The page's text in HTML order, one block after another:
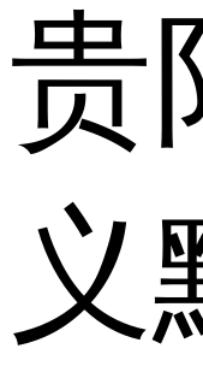
贵
义